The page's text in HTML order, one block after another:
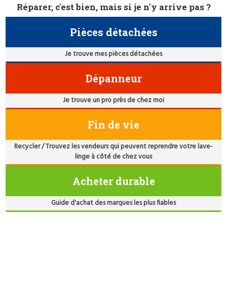
Réparer, c'est bien, mais si je n'y arrive pas ?
Pièces détachées
Je trouve mes pièces détachées
Dépanneur
Je trouve un pro près de chez moi
Fin de vie
Recycler / Trouvez les vendeurs qui peuvent reprendre votre lave-
linge à côté de chez vous
Acheter durable
Guide d'achat des marques les plus fiables